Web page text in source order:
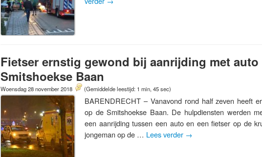
Fietser ernstig gewond bij aanrijding met
Smitshoekse Baan
Woensdag 28 november 2018 (Gemiddelde leestijd: 1 min, 45 sec)
BARENDRECHT – Vanavond rond half zeven heeft
op de Smitshoekse Baan. De hulpdiensten werden
een aanrijding tussen een auto en een fietser op de
jongeman op de … Lees verder →